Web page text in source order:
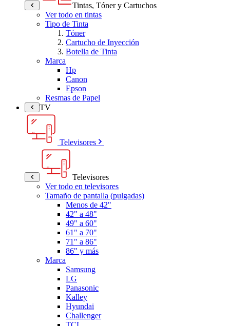
Tintas, Tóner y Cartuchos
Ver todo en tintas
Tipo de Tinta
Tóner
Cartucho de Inyección
Botella de Tinta
Marca
Hp
Canon
Epson
Resmas de Papel
TV
Televisores
Televisores
Ver todo en televisores
Tamaño de pantalla (pulgadas)
Menos de 42"
42" a 48"
49" a 60"
61" a 70"
71" a 86"
86" y más
Marca
Samsung
LG
Panasonic
Kalley
Hyundai
Challenger